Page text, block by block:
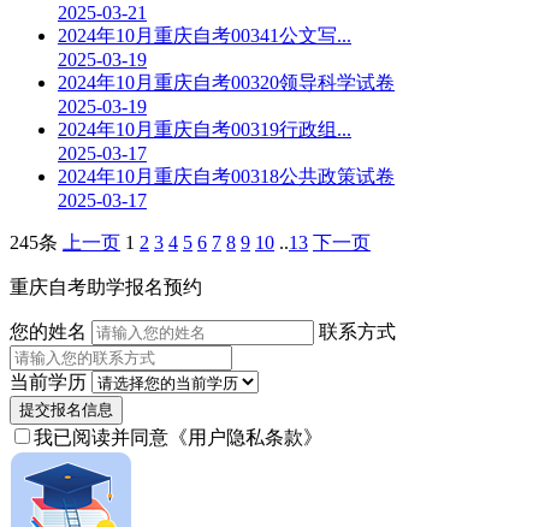
2025-03-21
2024年10月重庆自考00341公文写...
2025-03-19
2024年10月重庆自考00320领导科学试卷
2025-03-19
2024年10月重庆自考00319行政组...
2025-03-17
2024年10月重庆自考00318公共政策试卷
2025-03-17
245条 上一页 1 2 3 4 5 6 7 8 9 10 ..13 下一页
重庆自考助学报名预约
您的姓名 联系方式
当前学历
提交报名信息
我已阅读并同意 《用户隐私条款》